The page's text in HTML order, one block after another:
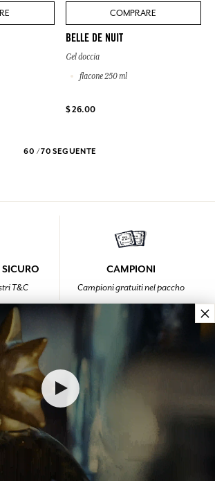
COMPRARE
BELLE DE NUIT
Gel doccia
flacone 250 ml
$ 26.00
60 / 70 SEGUENTE
T&C
CAMPIONI
Campioni gratuiti nel paccho
Ogni acquisto (esclusi gli sconti)
li fa guadagnare punti
CADEAUX SAINT-VALENTIN 2025
×